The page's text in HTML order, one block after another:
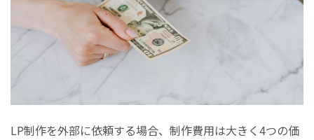
LP制作を外部に依頼する場合、制作費用は大きく4つの価